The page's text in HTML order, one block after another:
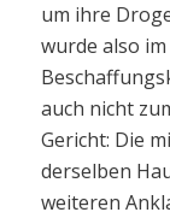
um ihre
wurde also
auch nicht
Gericht: Die
derselben
weiteren